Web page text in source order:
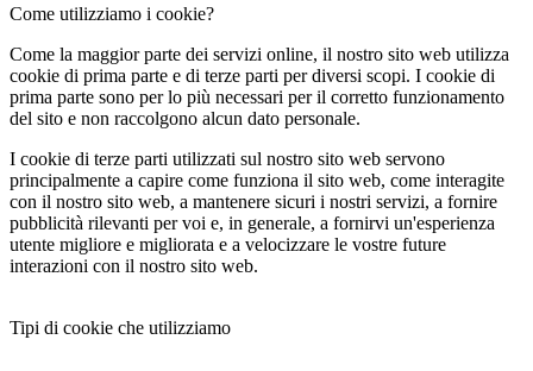
Come utilizziamo i cookie?
Come la maggior parte dei servizi online, il nostro sito web utilizza
cookie di prima parte e di terze parti per diversi scopi. I cookie di
prima parte sono per lo più necessari per il corretto funzionamento
del sito e non raccolgono alcun dato personale.
I cookie di terze parti utilizzati sul nostro sito web servono
principalmente a capire come funziona il sito web, come interagite
con il nostro sito web, a mantenere sicuri i nostri servizi, a fornire
pubblicità rilevanti per voi e, in generale, a fornirvi un'esperienza
utente migliore e migliorata e a velocizzare le vostre future
interazioni con il nostro sito web.
Tipi di cookie che utilizziamo